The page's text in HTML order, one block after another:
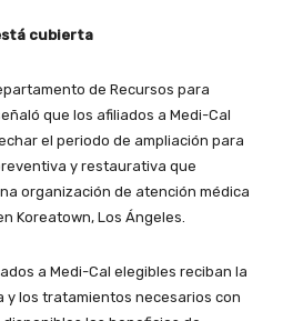
cubierta
de Recursos para
que los afiliados a Medi-Cal
el periodo de ampliación para
y restaurativa que
organización de atención médica
Koreatown, Los Ángeles.
a Medi-Cal elegibles reciban la
los tratamientos necesarios con